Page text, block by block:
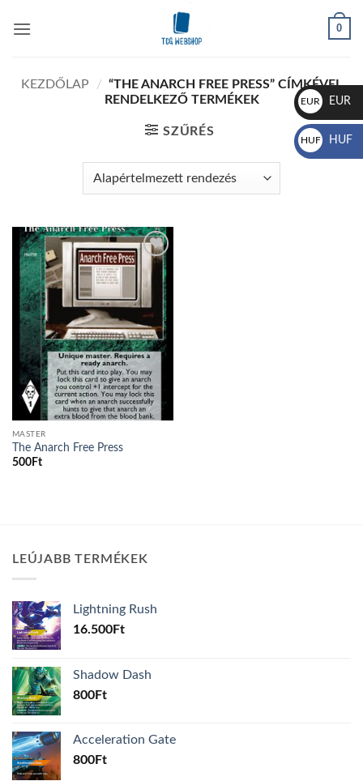
0
KEZDŐLAP / “THE ANARCH FREE PRESS” CÍMKÉVEL
RENDELKEZŐ TERMÉKEK
SZŰRÉS
Add to
wishlist
MASTER
The Anarch Free Press
500Ft
LEÚJABB TERMÉKEK
Lightning Rush
16.500Ft
Shadow Dash
800Ft
Acceleration Gate
800Ft
EUR
€
EUR
HUF
Ft
HUF